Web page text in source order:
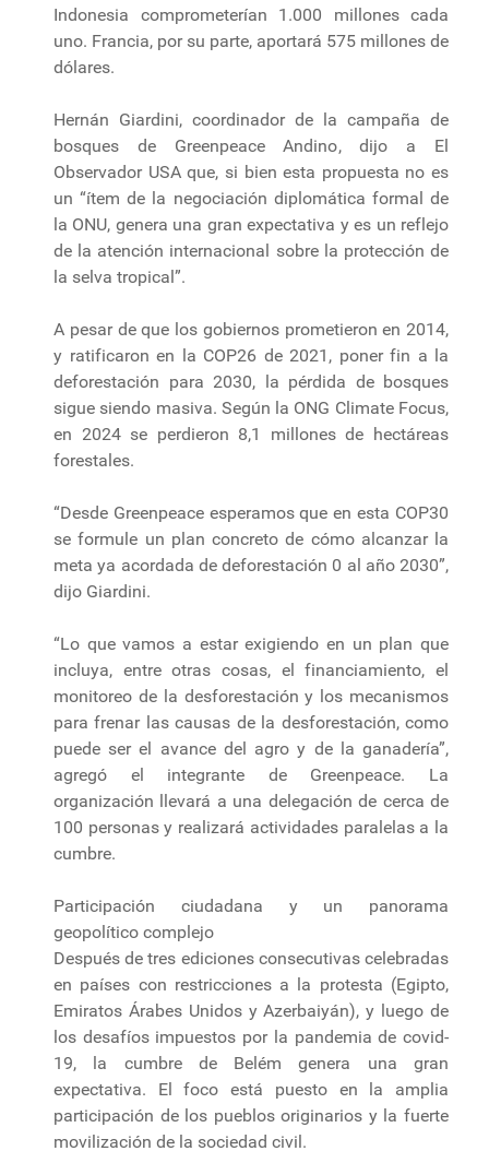
Indonesia comprometerían 1.000 millones cada
uno. Francia, por su parte, aportará 575 millones de
dólares.
Hernán Giardini, coordinador de la campaña de
bosques de Greenpeace Andino, dijo a El
Observador USA que, si bien esta propuesta no es
un “ítem de la negociación diplomática formal de
la ONU, genera una gran expectativa y es un reflejo
de la atención internacional sobre la protección de
la selva tropical”.
A pesar de que los gobiernos prometieron en 2014,
y ratificaron en la COP26 de 2021, poner fin a la
deforestación para 2030, la pérdida de bosques
sigue siendo masiva. Según la ONG Climate Focus,
en 2024 se perdieron 8,1 millones de hectáreas
forestales.
“Desde Greenpeace esperamos que en esta COP30
se formule un plan concreto de cómo alcanzar la
meta ya acordada de deforestación 0 al año 2030”,
dijo Giardini.
“Lo que vamos a estar exigiendo en un plan que
incluya, entre otras cosas, el financiamiento, el
monitoreo de la desforestación y los mecanismos
para frenar las causas de la desforestación, como
puede ser el avance del agro y de la ganadería”,
agregó el integrante de Greenpeace. La
organización llevará a una delegación de cerca de
100 personas y realizará actividades paralelas a la
cumbre.
Participación ciudadana y un panorama
geopolítico complejo
Después de tres ediciones consecutivas celebradas
en países con restricciones a la protesta (Egipto,
Emiratos Árabes Unidos y Azerbaiyán), y luego de
los desafíos impuestos por la pandemia de covid-
19, la cumbre de Belém genera una gran
expectativa. El foco está puesto en la amplia
participación de los pueblos originarios y la fuerte
movilización de la sociedad civil.